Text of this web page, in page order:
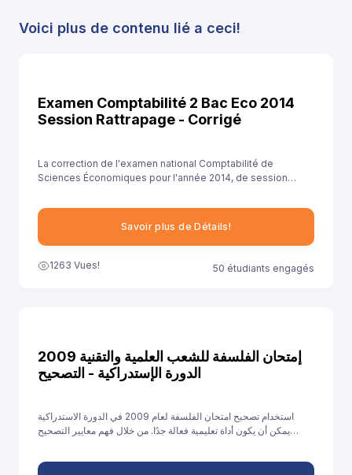
Voici plus de contenu lié a ceci!
Examen Comptabilité 2 Bac Eco 2014
Session Rattrapage - Corrigé
La correction de l'examen national Comptabilité de
Sciences Économiques pour l'année 2014, de session
comprendre leurs erreurs et à améliorer leurs
Savoir plus de Détails!
1263 Vues! 50 étudiants engagés
إمتحان الفلسفة للشعب العلمية والتقنية 2009
الدورة الإستدراكية - التصحيح
استخدام تصحيح امتحان الفلسفة لعام 2009 في الدورة الاستدراكية
يمكن أن يكون أداة تعليمية فعالة جدًا. من خلال فهم معايير التصحيح
أدائهم والاستعداد بشكل أفضل للامتحانات القادمة.